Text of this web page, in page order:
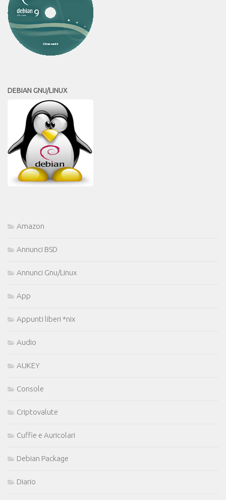
DEBIAN GNU/LINUX
Amazon
Annunci BSD
Annunci Gnu/Linux
App
Appunti liberi *nix
Audio
AUKEY
Console
Criptovalute
Cuffie e Auricolari
Debian Package
Diario